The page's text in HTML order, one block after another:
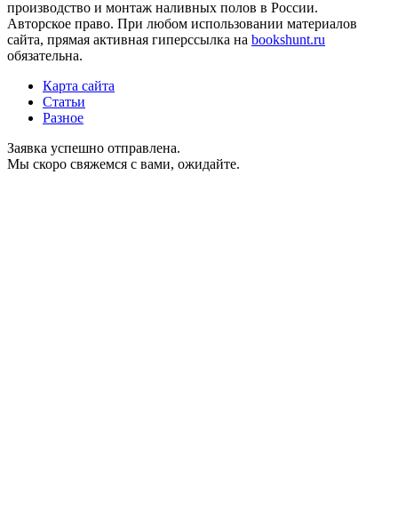
производство и монтаж наливных полов в России.
Авторское право. При любом использовании материалов
сайта, прямая активная гиперссылка на bookshunt.ru
обязательна.
Карта сайта
Статьи
Разное
Заявка успешно отправлена.
Мы скоро свяжемся с вами, ожидайте.